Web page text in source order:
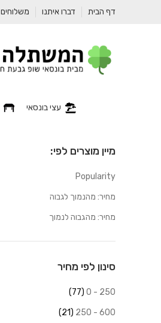
דף הבית דברו איתנו משלוחים
עצי בונסאי
מיין מוצרים לפי:
Popularity
מחיר: מהנמוך לגבוה
מחיר: מהגבוה לנמוך
סינון לפי מחיר
250 - 0
(77)
600 - 250
(21)